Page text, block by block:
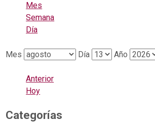
Mes
Semana
Día
Mes Día Año
Anterior
Hoy
Categorías